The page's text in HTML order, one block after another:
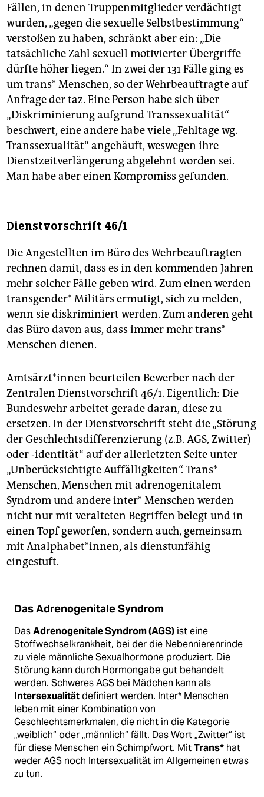
Fällen, in denen Truppenmitglieder verdächtigt
wurden, „gegen die sexuelle Selbstbestimmung“
verstoßen zu haben, schränkt aber ein: „Die
tatsächliche Zahl sexuell motivierter Übergriffe
dürfte höher liegen.“ In zwei der 131 Fälle ging es
um trans* Menschen, so der Wehrbeauftragte auf
Anfrage der taz. Eine Person habe sich über
„Diskriminierung aufgrund Transsexualität“
beschwert, eine andere habe viele „Fehltage wg.
Transsexualität“ angehäuft, weswegen ihre
Dienstzeitverlängerung abgelehnt worden sei.
Man habe aber einen Kompromiss gefunden.
Dienstvorschrift 46/1
Die Angestellten im Büro des Wehrbeauftragten
rechnen damit, dass es in den kommenden Jahren
mehr solcher Fälle geben wird. Zum einen werden
transgender* Militärs ermutigt, sich zu melden,
wenn sie diskriminiert werden. Zum anderen geht
das Büro davon aus, dass immer mehr trans*
Menschen dienen.
Amtsärzt*innen beurteilen Bewerber nach der
Zentralen Dienstvorschrift 46/1. Eigentlich: Die
Bundeswehr arbeitet gerade daran, diese zu
ersetzen. In der Dienstvorschrift steht die „Störung
der Geschlechtsdifferenzierung (z.B. AGS, Zwitter)
oder -identität“ auf der allerletzten Seite unter
„Unberücksichtigte Auffälligkeiten“. Trans*
Menschen, Menschen mit adrenogenitalem
Syndrom und andere inter* Menschen werden
nicht nur mit veralteten Begriffen belegt und in
einen Topf geworfen, sondern auch, gemeinsam
mit Analphabet*innen, als dienstunfähig
eingestuft.
Das Adrenogenitale Syndrom
DasAdrenogenitale Syndrom (AGS) ist eine
Stoffwechselkrankheit, bei der die Nebennierenrinde
zu viele männliche Sexualhormone produziert. Die
Störung kann durch Hormongabe gut behandelt
werden. Schweres AGS bei Mädchen kann als
Intersexualitätdefiniert werden. Inter* Menschen
leben mit einer Kombination von
Geschlechtsmerkmalen, die nicht in die Kategorie
„weiblich“ oder „männlich“ fällt. Das Wort „Zwitter“ ist
für diese Menschen ein Schimpfwort. MitTrans* hat
weder AGS noch Intersexualität im Allgemeinen etwas
zu tun.